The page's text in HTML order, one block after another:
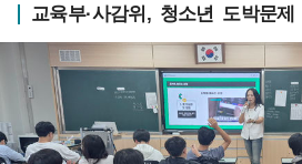
교육부·사감위, 청소년 도박문